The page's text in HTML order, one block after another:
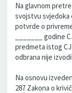
Na glavnom
svojstvu svjedoka
potvrde o
_______ godine
predmeta istog
odbrana nije
Na osnovu
287 Zakona o